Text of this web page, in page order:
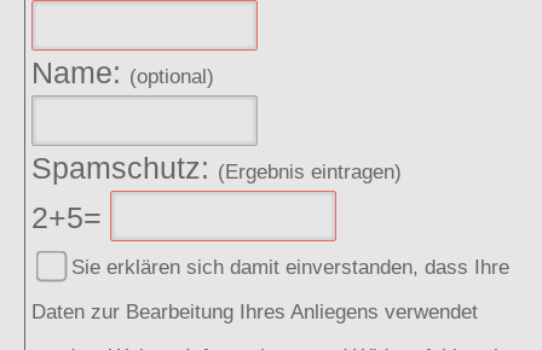
Name: (optional)
Spamschutz: (Ergebnis eintragen)
2+5=
Sie erklären sich damit einverstanden, dass Ihre
Daten zur Bearbeitung Ihres Anliegens verwendet